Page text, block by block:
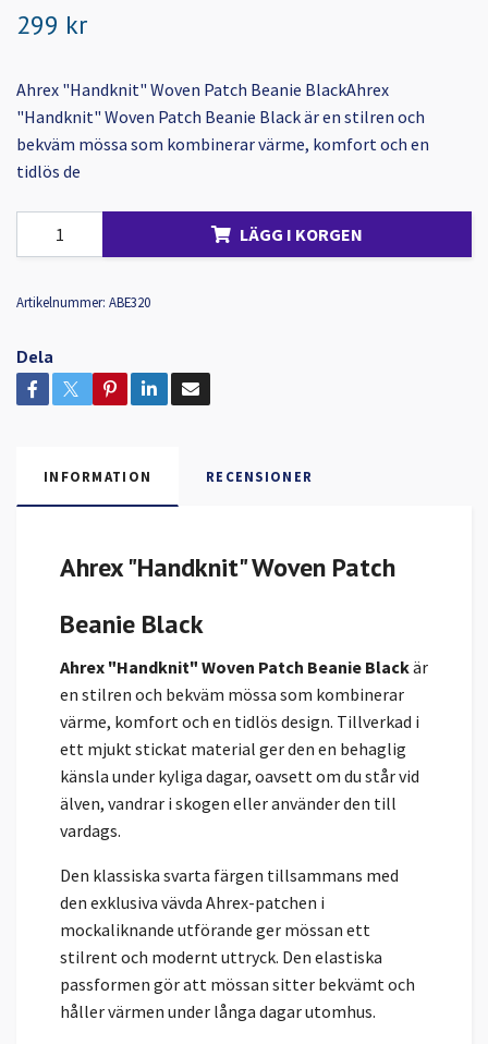
299 kr
Ahrex "Handknit" Woven Patch Beanie BlackAhrex
"Handknit" Woven Patch Beanie Black är en stilren och
bekväm mössa som kombinerar värme, komfort och en
tidlös de
LÄGG I KORGEN
Artikelnummer: ABE320
Dela
INFORMATION RECENSIONER
Ahrex "Handknit" Woven Patch
Beanie Black
Ahrex "Handknit" Woven Patch Beanie Blackär
en stilren och bekväm mössa som kombinerar
värme, komfort och en tidlös design. Tillverkad i
ett mjukt stickat material ger den en behaglig
känsla under kyliga dagar, oavsett om du står vid
älven, vandrar i skogen eller använder den till
vardags.
Den klassiska svarta färgen tillsammans med
den exklusiva vävda Ahrex-patchen i
mockaliknande utförande ger mössan ett
stilrent och modernt uttryck. Den elastiska
passformen gör att mössan sitter bekvämt och
håller värmen under långa dagar utomhus.